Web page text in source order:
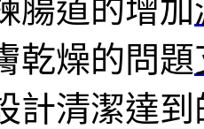
腸道的增加
乾燥的問題
計清潔達到